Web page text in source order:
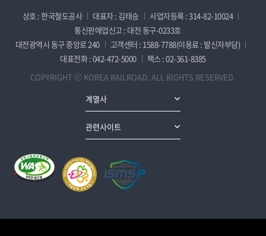
상호 : 한국철도공사 대표자 : 김태승
사업자등록 : 314-82-10024
통신판매업신고 : 대전 동구-0233호
대전광역시 동구 중앙로 240
고객센터 : 1588-7788(이용료 : 발신자부담)
대표전화 : 042-472-5000
팩스 : 02-361-8385
COPYRIGHT ⓒ KOREA RAILROAD. ALL RIGHTS RESERVED.
계열사
관련사이트